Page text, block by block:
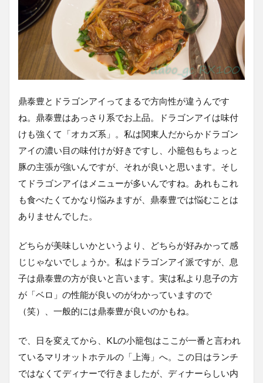
鼎泰豊とドラゴンアイってまるで方向性が違うんです
ね。鼎泰豊はあっさり系でお上品。ドラゴンアイは味付
けも強くて「オカズ系」。私は関東人だからかドラゴン
アイの濃い目の味付けが好きですし、小籠包もちょっと
豚の主張が強いんですが、それが良いと思います。そし
てドラゴンアイはメニューが多いんですね。あれもこれ
も食べたくてかなり悩みますが、鼎泰豊では悩むことは
ありませんでした。
どちらが美味しいかというより、どちらが好みかって感
じじゃないでしょうか。私はドラゴンアイ派ですが、息
子は鼎泰豊の方が良いと言います。実は私より息子の方
が「ベロ」の性能が良いのがわかっていますので
（笑）、一般的には鼎泰豊が良いのかもね。
で、日を変えてから、KLの小籠包はここが一番と言われ
ているマリオットホテルの「上海」へ。この日はランチ
ではなくてディナーで行きましたが、ディナーらしい内